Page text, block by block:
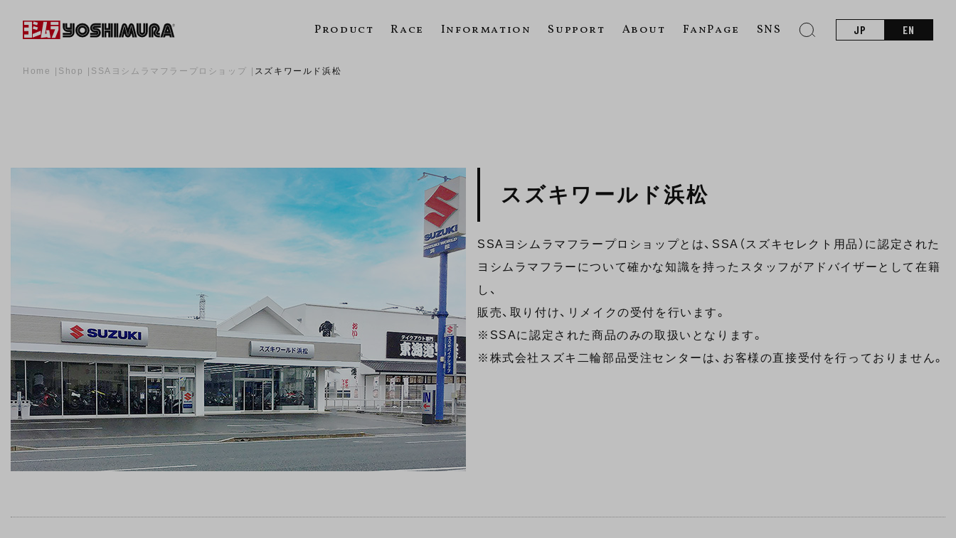
Product Race Information Support About FanPage SNS JP EN
Home Shop SSAヨシムラマフラープロショップ スズキワールド浜松
スズキワールド浜松
SSAヨシムラマフラープロショップとは、SSA（スズキセレクト用品）に認定された
ヨシムラマフラーについて確かな知識を持ったスタッフがアドバイザーとして在籍
し、
販売、取り付け、リメイクの受付を行います。
※SSAに認定された商品のみの取扱いとなります。
※株式会社スズキ二輪部品受注センターは、お客様の直接受付を行っておりません。